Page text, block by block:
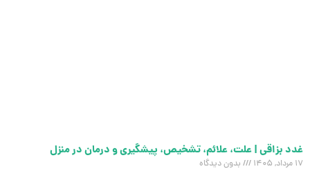
غدد بزاقی | علت، علائم، تشخیص، پیشگیری و درمان در منزل
17 مرداد, 1405 بدون دیدگاه